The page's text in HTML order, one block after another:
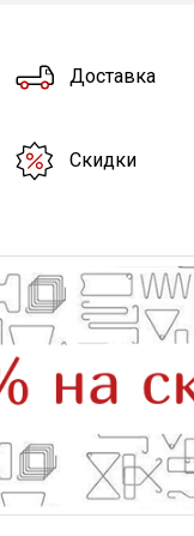
Доставка
Скидки